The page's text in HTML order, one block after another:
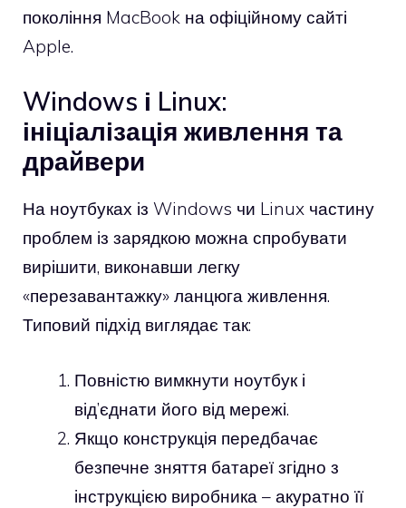
покоління MacBook на офіційному сайті
Apple.
Windows і Linux:
ініціалізація живлення та
драйвери
На ноутбуках із Windows чи Linux частину
проблем із зарядкою можна спробувати
вирішити, виконавши легку
«перезавантажку» ланцюга живлення.
Типовий підхід виглядає так:
Повністю вимкнути ноутбук і
від’єднати його від мережі.
Якщо конструкція передбачає
безпечне зняття батареї згідно з
інструкцією виробника – акуратно її